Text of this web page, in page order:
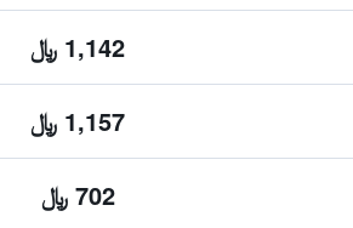
1,142 ﷼
1,157 ﷼
702 ﷼